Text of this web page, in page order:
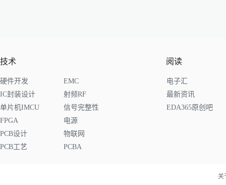
技术
硬件开发
EMC
IC封装设计
射频RF
单片机IMCU
信号完整性
FPGA
电源
PCB设计
物联网
PCB工艺
PCBA
阅读
电子汇
最新资讯
EDA365原创吧
关